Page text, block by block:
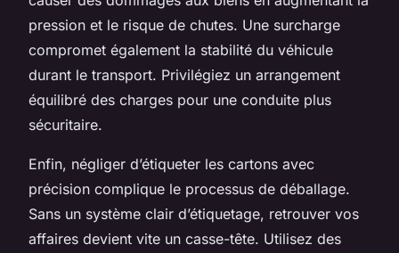
pression et le risque de chutes. Une surcharge
compromet également la stabilité du véhicule
durant le transport. Privilégiez un arrangement
équilibré des charges pour une conduite plus
sécuritaire.
Enfin, négliger d’étiqueter les cartons avec
précision complique le processus de déballage.
Sans un système clair d’étiquetage, retrouver vos
affaires devient vite un casse-tête. Utilisez des